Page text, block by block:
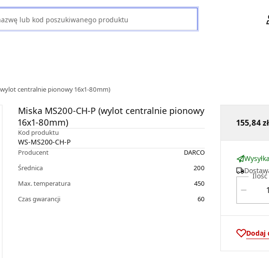
centralnie pionowy 16x1-80mm)
Miska MS200-CH-P (wylot centralnie pionowy
16x1-80mm)
Kod produktu
WS-MS200-CH-P
Producent
DARCO
Średnica
200
Max. temperatura
450
Czas gwarancji
60
155,84 zł
Ilość
Dodaj